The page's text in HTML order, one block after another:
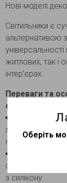
Нові моделі
Світильники є
альтернативою
житлових, так і
інтер’єрах.
Переваги та
світильника
лаконічний
геометричного
світильників
з силікону
Оберіть